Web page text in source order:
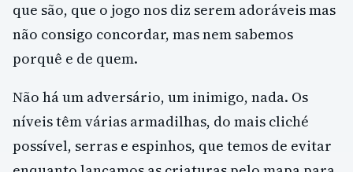
que são, que o jogo nos diz serem adoráveis mas
não consigo concordar, mas nem sabemos
porquê e de quem.
Não há um adversário, um inimigo, nada. Os
níveis têm várias armadilhas, do mais cliché
possível, serras e espinhos, que temos de evitar